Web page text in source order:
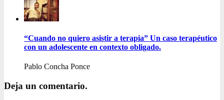
“Cuando no quiero asistir a terapia” Un caso terapéutico
con un adolescente en contexto obligado.
Pablo Concha Ponce
Deja un comentario.